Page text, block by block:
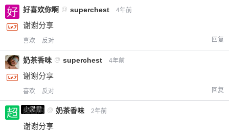
好喜欢你啊 @ superchest 4年前
谢谢分享
喜欢 反对 回复
奶茶香味 @ superchest 4年前
谢谢分享
喜欢 反对 回复
小黑屋
超凶的 @ 奶茶香味 2年前
谢谢分享